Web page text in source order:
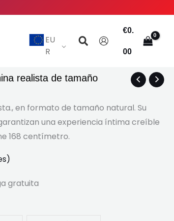
EU
R
Buscar
€0.
00
realista de tamaño
en formato de tamaño natural. Su
una experiencia íntima creíble
168 centímetro.
gratuita